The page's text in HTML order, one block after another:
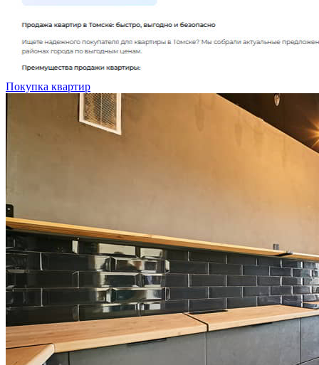
Покупка квартир